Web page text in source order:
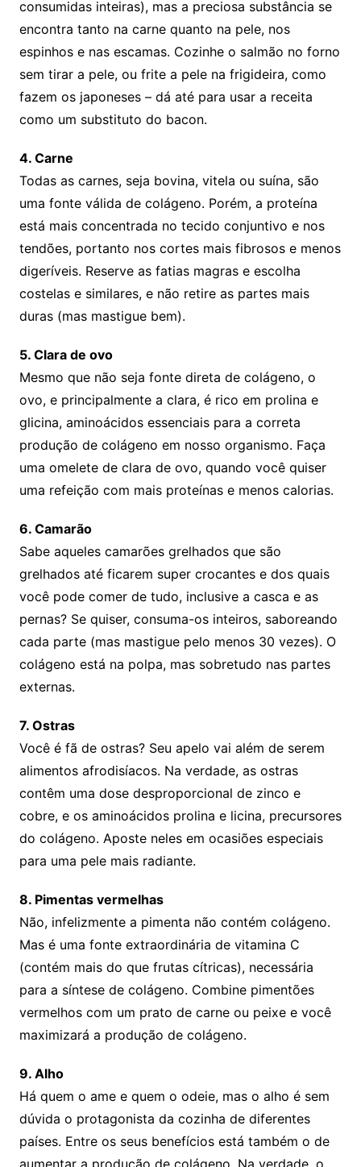
consumidas inteiras), mas a preciosa substância se
encontra tanto na carne quanto na pele, nos
espinhos e nas escamas. Cozinhe o salmão no forno
sem tirar a pele, ou frite a pele na frigideira, como
fazem os japoneses – dá até para usar a receita
como um substituto do bacon.
4. Carne
Todas as carnes, seja bovina, vitela ou suína, são
uma fonte válida de colágeno. Porém, a proteína
está mais concentrada no tecido conjuntivo e nos
tendões, portanto nos cortes mais fibrosos e menos
digeríveis. Reserve as fatias magras e escolha
costelas e similares, e não retire as partes mais
duras (mas mastigue bem).
5. Clara de ovo
Mesmo que não seja fonte direta de colágeno, o
ovo, e principalmente a clara, é rico em prolina e
glicina, aminoácidos essenciais para a correta
produção de colágeno em nosso organismo. Faça
uma omelete de clara de ovo, quando você quiser
uma refeição com mais proteínas e menos calorias.
6. Camarão
Sabe aqueles camarões grelhados que são
grelhados até ficarem super crocantes e dos quais
você pode comer de tudo, inclusive a casca e as
pernas? Se quiser, consuma-os inteiros, saboreando
cada parte (mas mastigue pelo menos 30 vezes). O
colágeno está na polpa, mas sobretudo nas partes
externas.
7. Ostras
Você é fã de ostras? Seu apelo vai além de serem
alimentos afrodisíacos. Na verdade, as ostras
contêm uma dose desproporcional de zinco e
cobre, e os aminoácidos prolina e licina, precursores
do colágeno. Aposte neles em ocasiões especiais
para uma pele mais radiante.
8. Pimentas vermelhas
Não, infelizmente a pimenta não contém colágeno.
Mas é uma fonte extraordinária de vitamina C
(contém mais do que frutas cítricas), necessária
para a síntese de colágeno. Combine pimentões
vermelhos com um prato de carne ou peixe e você
maximizará a produção de colágeno.
9. Alho
Há quem o ame e quem o odeie, mas o alho é sem
dúvida o protagonista da cozinha de diferentes
países. Entre os seus benefícios está também o de